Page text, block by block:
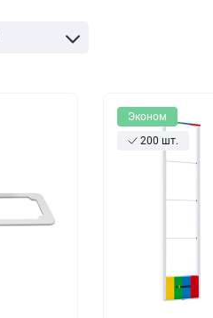
Товары для животных
Эконом
200 шт.